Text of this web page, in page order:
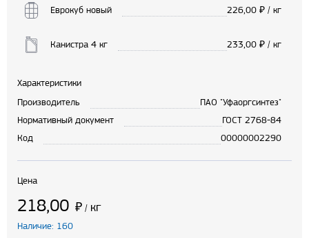
Еврокуб новый 226,00 ₽ / кг
Канистра 4 кг 233,00 ₽ / кг
Характеристики
Производитель
ПАО "Уфаоргсинтез"
Нормативный документ
ГОСТ 2768-84
Код
00000002290
Цена
218,00 ₽ / кг
Наличие: 160